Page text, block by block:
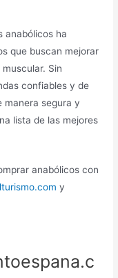
anabólicos ha
que buscan mejorar
Sin
confiables y de
manera segura y
lista de las mejores
anabólicos con
y